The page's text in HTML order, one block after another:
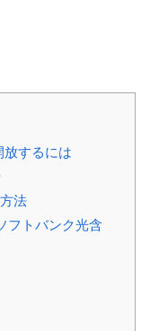
するには
法
フトバンク光含